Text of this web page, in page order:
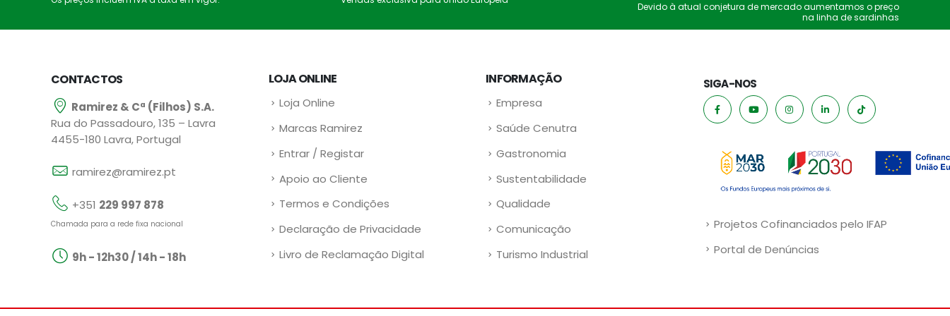
Devido à atual conjetura de mercado aumentamos o preço
na linha de sardinhas
CONTACTOS
Ramirez & Cª (Filhos) S.A.
Rua do Passadouro, 135 – Lavra
4455-180 Lavra, Portugal
ramirez@ramirez.pt
+351 229 997 878
Chamada para a rede fixa nacional
9h - 12h30 / 14h - 18h
LOJA ONLINE
Loja Online
Marcas Ramirez
Entrar / Registar
Apoio ao Cliente
Termos e Condições
Declaração de Privacidade
Livro de Reclamação Digital
INFORMAÇÃO
Empresa
Saúde Cenutra
Gastronomia
Sustentabilidade
Qualidade
Comunicação
Turismo Industrial
SIGA-NOS
Projetos Cofinanciados pelo IFAP
Portal de Denúncias